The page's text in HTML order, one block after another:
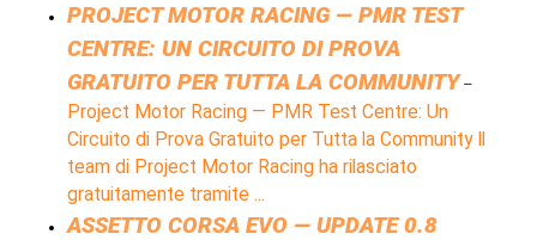
PROJECT MOTOR RACING — PMR TEST
CENTRE: UN CIRCUITO DI PROVA
GRATUITO PER TUTTA LA COMMUNITY –
Project Motor Racing — PMR Test Centre: Un
Circuito di Prova Gratuito per Tutta la Community Il
team di Project Motor Racing ha rilasciato
gratuitamente tramite ...
ASSETTO CORSA EVO — UPDATE 0.8